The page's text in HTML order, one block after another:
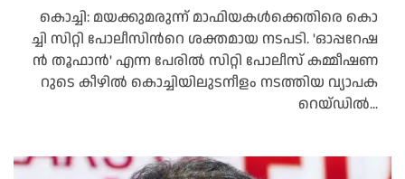
കൊ​ച്ചി: മ​യ​ക്കു​മ​രു​ന്ന് മാ​ഫി​യ​ക​ൾ​ക്കെ​തി​രെ കൊ​
ച്ചി സി​റ്റി പോ​ലീ​സി​ന്‍റെ ശ​ക്ത​മാ​യ ന​ട​പ​ടി. 'ഓ​പ്പ​റേ​ഷ​
ൻ തൂ​ഫാ​ൻ' എ​ന്ന പേ​രി​ൽ സി​റ്റി പോ​ലീ​സ് ക​മ്മീ​ഷ​ണ​
റു​ടെ കീ​ഴി​ൽ കൊ​ച്ചി​യി​ലു​ട​നീ​ളം ന​ട​ത്തി​യ വ്യാ​പ​ക
റെ​യ്ഡി​ൽ...